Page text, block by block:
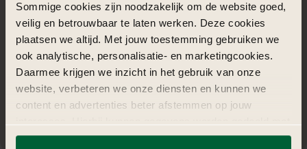
Sommige cookies zijn noodzakelijk om de website goed,
veilig en betrouwbaar te laten werken. Deze cookies
plaatsen we altijd. Met jouw toestemming gebruiken we
ook analytische, personalisatie- en marketingcookies.
Daarmee krijgen we inzicht in het gebruik van onze
website, verbeteren we onze diensten en kunnen we
content en advertenties beter afstemmen op jouw
externe partners.